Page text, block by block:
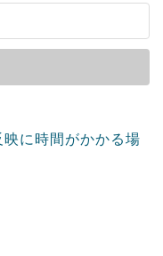
に時間がかかる場